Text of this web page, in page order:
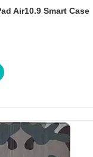
Air10.9 Smart Case